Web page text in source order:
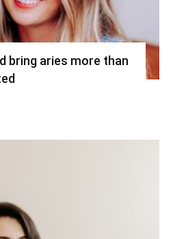
bring aries more than